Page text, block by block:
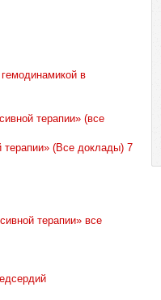
в
терапии» (все
(Все доклады) 7
терапии» все